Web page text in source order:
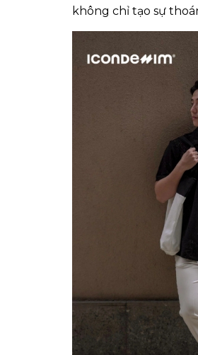
không chỉ tạo sự